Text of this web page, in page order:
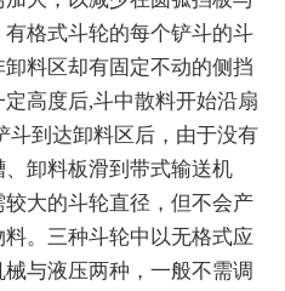
格式斗轮的每个铲斗的斗
料区却有固定不动的侧挡
高度后,斗中散料开始沿扇
斗到达卸料区后，由于没有
卸料板滑到带式输送机
较大的斗轮直径，但不会产
。三种斗轮中以无格式应
与液压两种，一般不需调